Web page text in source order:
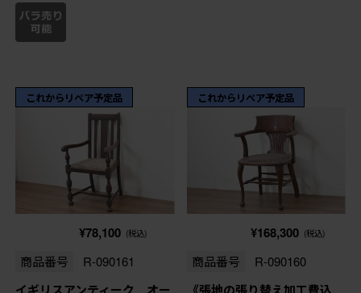
これからリペア予定品
¥78,100 (税込)
商品番号 R-090161
これからリペア予定品
¥168,300 (税込)
商品番号 R-090160